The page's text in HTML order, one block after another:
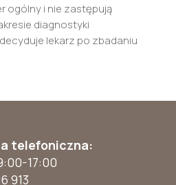
ogólny i nie zastępują
diagnostyki
lekarz po zbadaniu
telefoniczna:
17:00
913